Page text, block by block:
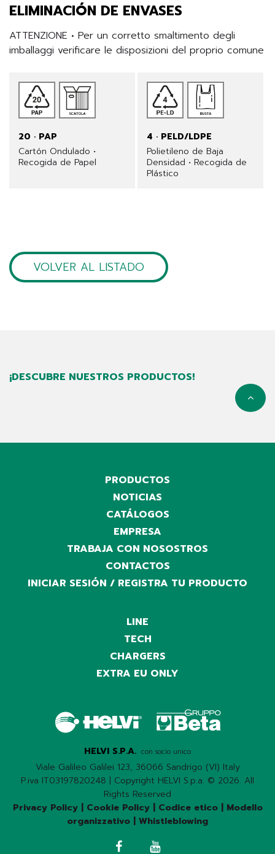
ELIMINACIÓN DE ENVASES
ATTENZIONE • Per un corretto smaltimento degli
imballaggi verificare le disposizioni del proprio comune
20 · PAP
Cartón Ondulado •
Recogida de Papel
4 · PELD/LDPE
Polietileno de Baja
Densidad • Recogida de
Plástico
VOLVER AL LISTADO
¡DESCUBRE NUESTROS PRODUCTOS!
PRODUCTOS
NOTICIAS
CATÁLOGOS
EMPRESA
TRABAJA CON NOSOSTROS
CONTACTOS
INICIAR SESIÓN / REGISTRA TU PRODUCTO
LINE
TECH
CHARGERS
EXTRA EU ONLY
HELVI S.P.A. con socio unico
Viale Galileo Galilei 123, 36066 Sandrigo (VI) Italy
P.iva IT03197820248 | Copyright HELVI S.p.a. © 2026. All
Rights Reserved
Privacy Policy| Cookie Policy| Codice etico| Modello
organizzativo | Whistleblowing